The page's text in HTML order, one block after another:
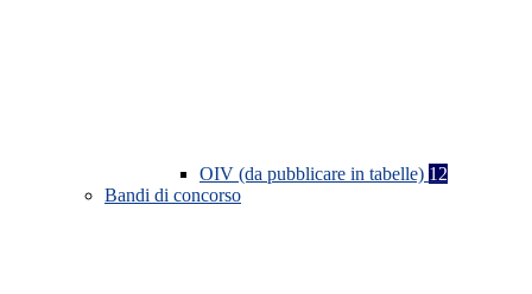
OIV (da pubblicare in tabelle) 12
Bandi di concorso